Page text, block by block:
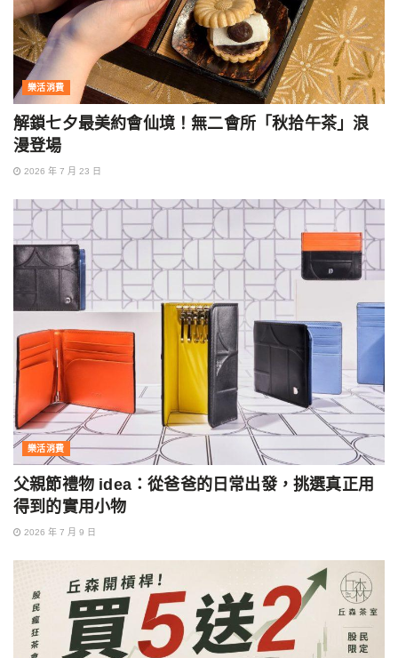
樂活消費
解鎖七夕最美約會仙境！無二會所「秋拾午茶」浪
漫登場
2026 年 7 月 23 日
樂活消費
父親節禮物 idea：從爸爸的日常出發，挑選真正用
得到的實用小物
2026 年 7 月 9 日